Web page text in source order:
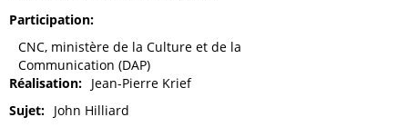
Participation
CNC, ministère de la Culture et de la
Communication (DAP)
Réalisation
Jean-Pierre Krief
Sujet
John Hilliard